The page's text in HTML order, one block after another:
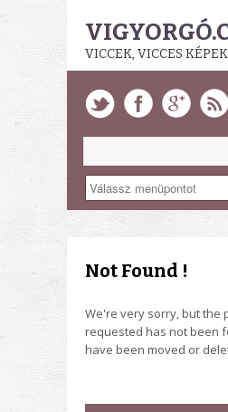
VICCEK, VICCES KÉPEK
Not Found !
We're very sorry, but the
requested has not been
have been moved or